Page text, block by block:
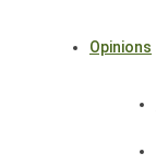
Opinions